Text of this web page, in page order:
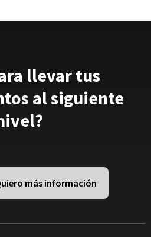
llevar tus
al siguiente
más información